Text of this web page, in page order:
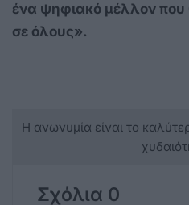
ένα ψηφιακό μέλλον που
σε όλους».
Η ανωνυμία είναι το
Σχόλια 0